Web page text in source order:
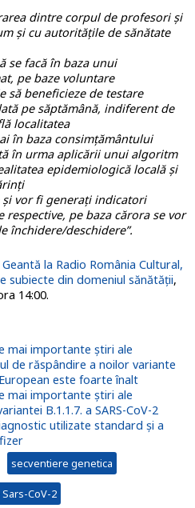
dintre corpul de profesori și
și cu autoritățile de sănătate
se facă în baza unui
pe baze voluntare
să beneficieze de testare
pe săptămână, indiferent de
localitatea
în baza consimțământului
în urma aplicării unui algoritm
epidemiologică locală și
vor fi generați indicatori
pe baza cărora se vor
închidere/deschidere”.
la Radio România Cultural,
subiecte din domeniul sănătății,
14:00.
mai importante știri ale
de răspândire a noilor variante
este foarte înalt
mai importante știri ale
B.1.1.7. a SARS-CoV-2
utilizate standard și a
secventiere genetica
CoV-2